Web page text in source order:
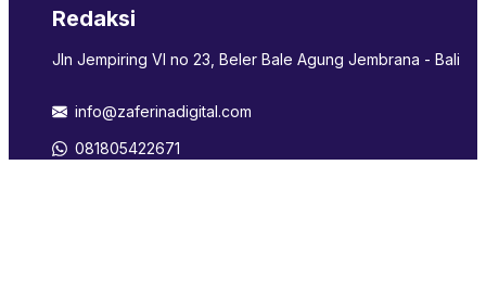
Redaksi
Jln Jempiring VI no 23, Beler Bale Agung Jembrana - Bali
info@zaferinadigital.com
081805422671